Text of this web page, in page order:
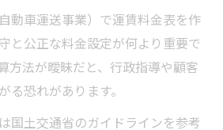
動車運送事業）で運賃料金表を作
と公正な料金設定が何より重要で
方法が曖昧だと、行政指導や顧客
る恐れがあります。
国土交通省のガイドラインを参考